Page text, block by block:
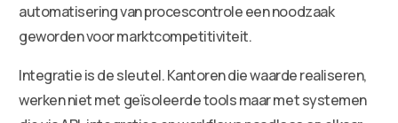
automatisering van procescontrole een noodzaak
geworden voor marktcompetitiviteit.
Integratie is de sleutel. Kantoren die waarde realiseren,
werken niet met geïsoleerde tools maar met systemen